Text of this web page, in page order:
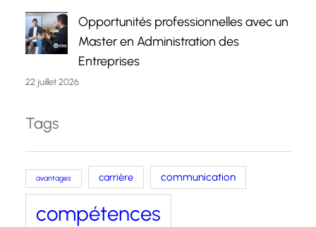
Opportunités professionnelles avec un
Master en Administration des
Entreprises
22 juillet 2026
Tags
avantages carrière communication
compétences